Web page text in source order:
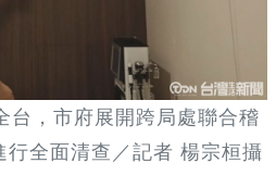
台，市府展開跨局處聯合稽
行全面清查／記者 楊宗桓攝